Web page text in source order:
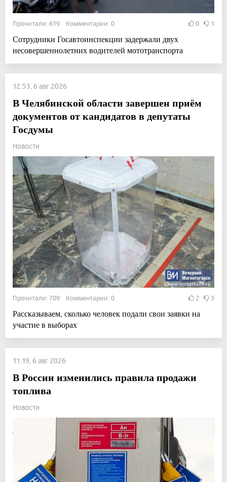
Прочитали: 619 Комментарии: 0 0 1
Сотрудники Госавтоинспекции задержали двух
несовершеннолетних водителей мототранспорта
12:53, 6 авг 2026
В Челябинской области завершен приём
документов от кандидатов в депутаты
Госдумы
Новости
Прочитали: 709 Комментарии: 0 2 3
Рассказываем, сколько человек подали свои заявки на
участие в выборах
11:19, 6 авг 2026
В России изменились правила продажи
топлива
Новости